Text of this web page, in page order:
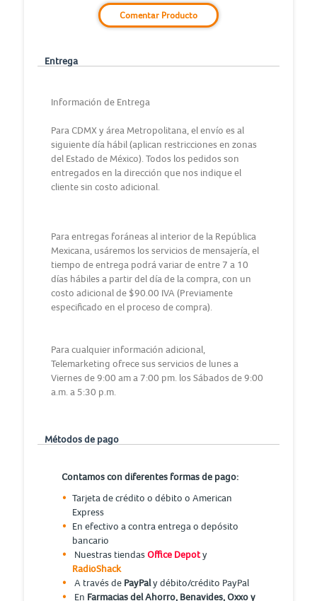
Comentar Producto
Entrega
Información de Entrega
Para CDMX y área Metropolitana, el envío es al
siguiente día hábil (aplican restricciones en zonas
del Estado de México). Todos los pedidos son
entregados en la dirección que nos indique el
cliente sin costo adicional.
Para entregas foráneas al interior de la República
Mexicana, usáremos los servicios de mensajería, el
tiempo de entrega podrá variar de entre 7 a 10
días hábiles a partir del día de la compra, con un
costo adicional de $90.00 IVA (Previamente
especificado en el proceso de compra).
Para cualquier información adicional,
Telemarketing ofrece sus servicios de lunes a
Viernes de 9:00 am a 7:00 pm. los Sábados de 9:00
a.m. a 5:30 p.m.
Métodos de pago
Contamos con diferentes formas de pago:
Tarjeta de crédito o débito o American
Express
En efectivo a contra entrega o depósito
bancario
Nuestras tiendasOffice Depoty
RadioShack
A través de PayPaly débito/crédito PayPal
En Farmacias del Ahorro, Benavides, Oxxo y